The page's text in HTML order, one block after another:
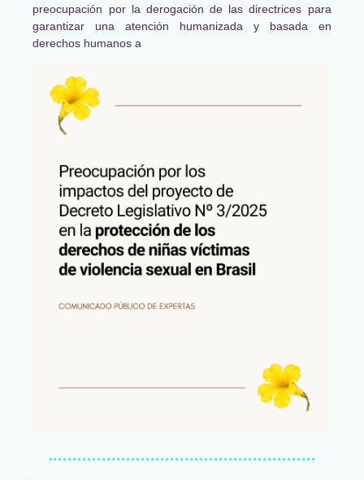
preocupación por la derogación de las directrices para
garantizar una atención humanizada y basada en
derechos humanos a